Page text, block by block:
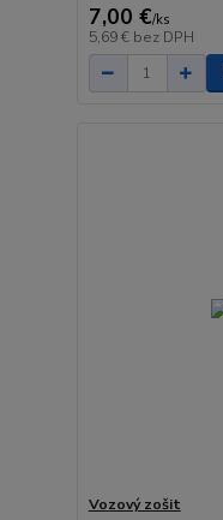
7,00 €/ks
5,69 € bez DPH
Vozový zošit